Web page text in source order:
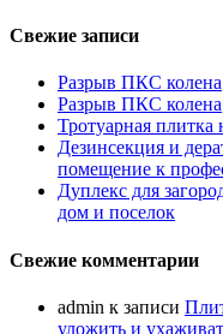
Свежие записи
Разрыв ПКС колена
Разрыв ПКС колена
Тротуарная плитка
Дезинсекция и
помещение к
Дуплекс для
дом и поселок
Свежие комментарии
admin к записи
уложить и